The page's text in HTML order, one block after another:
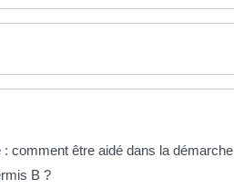
comment être aidé dans la
B ?